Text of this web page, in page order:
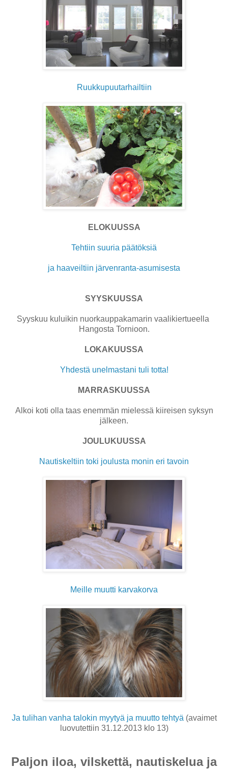
Ruukkupuutarhailtiin
ELOKUUSSA
Tehtiin suuria päätöksiä
ja haaveiltiin järvenranta-asumisesta
SYYSKUUSSA
Syyskuu kuluikin nuorkauppakamarin vaalikiertueella
Hangosta Tornioon.
LOKAKUUSSA
Yhdestä unelmastani tuli totta!
MARRASKUUSSA
Alkoi koti olla taas enemmän mielessä kiireisen syksyn
jälkeen.
JOULUKUUSSA
Nautiskeltiin toki joulusta monin eri tavoin
Meille muutti karvakorva
Ja tulihan vanha talokin myytyä ja muutto tehtyä (avaimet
luovutettiin 31.12.2013 klo 13)
Paljon iloa, vilskettä, nautiskelua ja